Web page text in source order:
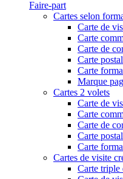
Faire-part
Cartes selon
Carte de
Carte
Carte de
Carte
Carte
Marque
Cartes 2 volets
Carte de
Carte
Carte de
Carte
Carte
Cartes de visite
Carte triple